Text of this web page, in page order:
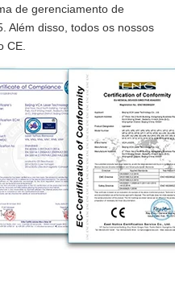
de gerenciamento de
Além disso, todos os nossos
CE.